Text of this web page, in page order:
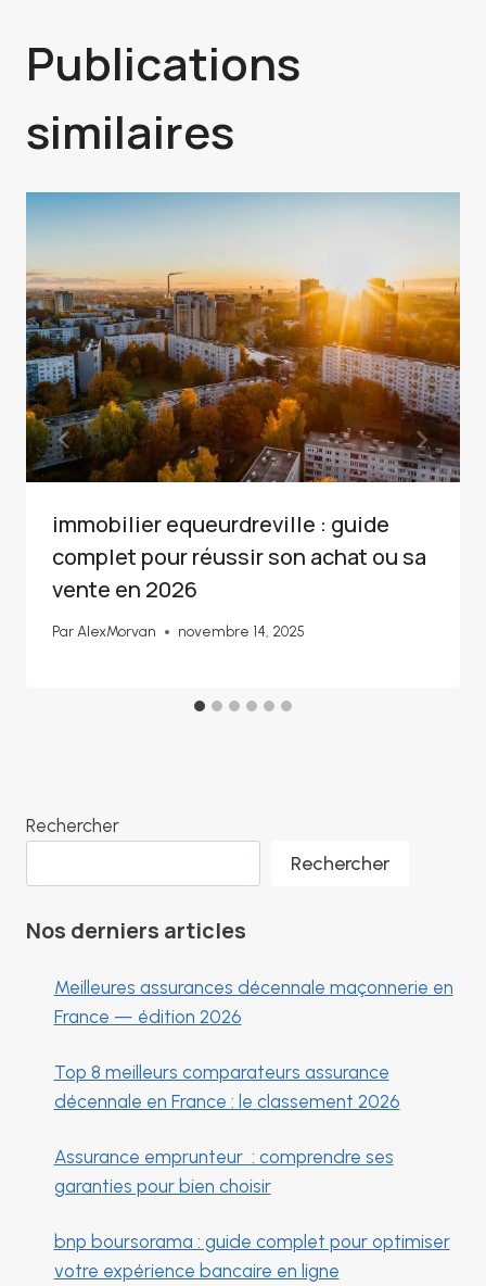
Publications
similaires
immobilier equeurdreville : guide
complet pour réussir son achat ou sa
vente en 2026
ParAlexMorvan novembre 14, 2025
Rechercher
Rechercher
Nos derniers articles
Meilleures assurances décennale maçonnerie en
France — édition 2026
Top 8 meilleurs comparateurs assurance
décennale en France : le classement 2026
Assurance emprunteur : comprendre ses
garanties pour bien choisir
bnp boursorama : guide complet pour optimiser
votre expérience bancaire en ligne